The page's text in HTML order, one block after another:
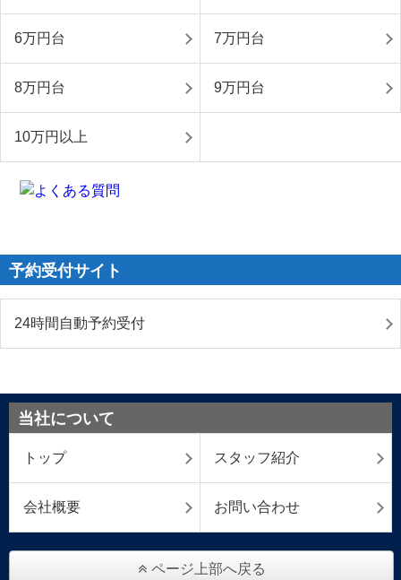
6万円台 7万円台
8万円台 9万円台
10万円以上
予約受付サイト
24時間自動予約受付
当社について
トップ スタッフ紹介
会社概要 お問い合わせ
ページ上部へ戻る